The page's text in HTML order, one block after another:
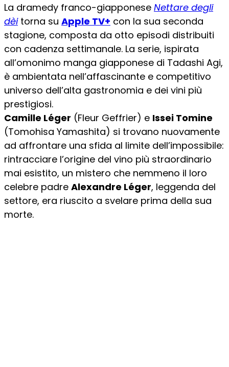
La dramedy franco-giapponese Nettare degli
dèitorna su Apple TV+ con la sua seconda
stagione, composta da otto episodi distribuiti
con cadenza settimanale. La serie, ispirata
all’omonimo manga giapponese di Tadashi Agi,
è ambientata nell’affascinante e competitivo
universo dell’alta gastronomia e dei vini più
prestigiosi.
Camille Léger (Fleur Geffrier) e Issei Tomine
(Tomohisa Yamashita) si trovano nuovamente
ad affrontare una sfida al limite dell’impossibile:
rintracciare l’origine del vino più straordinario
mai esistito, un mistero che nemmeno il loro
celebre padre Alexandre Léger, leggenda del
settore, era riuscito a svelare prima della sua
morte.